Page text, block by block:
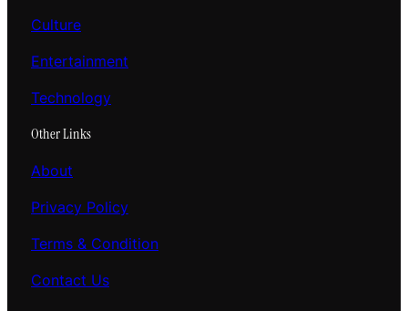
Culture
Entertainment
Technology
Other Links
About
Privacy Policy
Terms & Condition
Contact Us